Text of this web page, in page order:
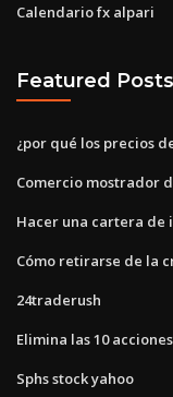
Calendario fx alpari
Featured Posts
¿por qué los precios
Comercio mostrador
Hacer una cartera de
Cómo retirarse de la
24traderush
Elimina las 10
Sphs stock yahoo